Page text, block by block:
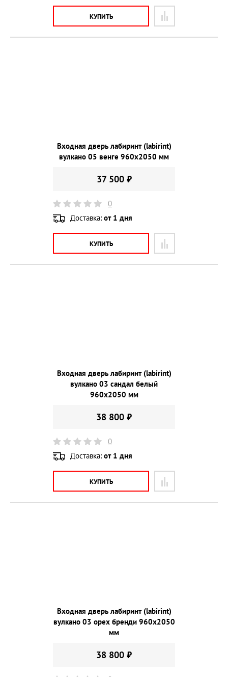
КУПИТЬ
Входная дверь лабиринт (labirint)
вулкано 05 венге 960х2050 мм
37 500 ₽
0
Доставка: от 1 дня
КУПИТЬ
Входная дверь лабиринт (labirint)
вулкано 03 сандал белый
960х2050 мм
38 800 ₽
0
Доставка: от 1 дня
КУПИТЬ
Входная дверь лабиринт (labirint)
вулкано 03 орех бренди 960х2050
мм
38 800 ₽